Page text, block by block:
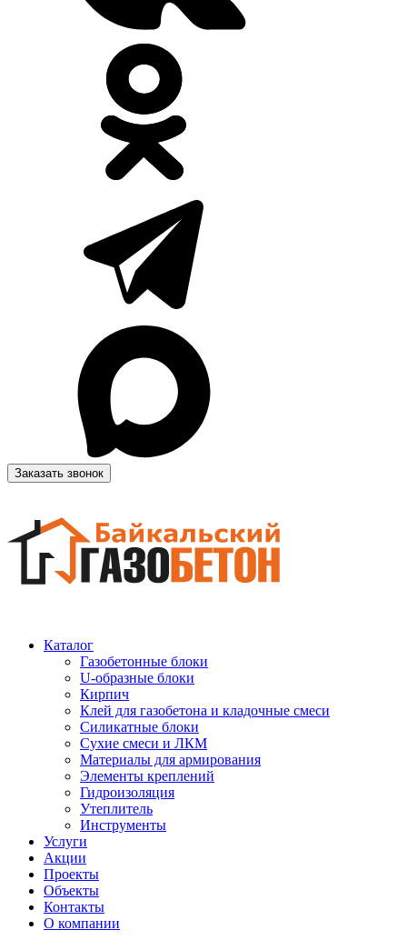
Заказать звонок
Каталог
Газобетонные блоки
U-образные блоки
Кирпич
Клей для газобетона и кладочные смеси
Силикатные блоки
Сухие смеси и ЛКМ
Материалы для армирования
Элементы креплений
Гидроизоляция
Утеплитель
Инструменты
Услуги
Акции
Проекты
Объекты
Контакты
О компании